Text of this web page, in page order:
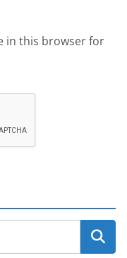
in this browser for